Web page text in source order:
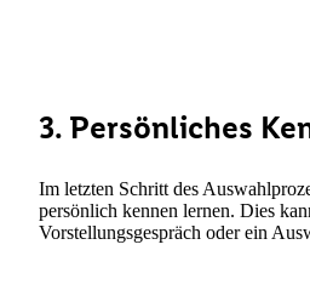
3. Persönliches
Im letzten Schritt des
persönlich kennen lernen. Dies
Vorstellungsgespräch oder ein